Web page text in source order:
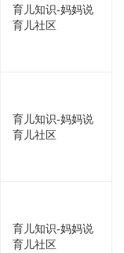
育儿知识-妈妈说
育儿社区
育儿知识-妈妈说
育儿社区
育儿知识-妈妈说
育儿社区